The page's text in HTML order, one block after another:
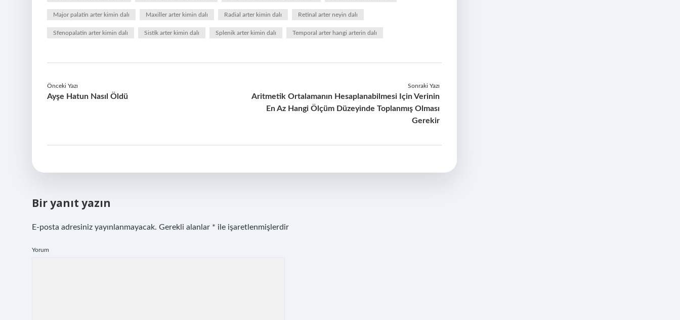
Major palatin arter kimin dalı Maxiller arter kimin dalı Radial arter kimin dalı Retinal arter neyin dalı
Sfenopalatin arter kimin dalı Sistik arter kimin dalı Splenik arter kimin dalı Temporal arter hangi arterin dalı
Önceki Yazı
Ayşe Hatun Nasıl Öldü
Sonraki Yazı
Aritmetik Ortalamanın Hesaplanabilmesi Için Verinin
En Az Hangi Ölçüm Düzeyinde Toplanmış Olması
Gerekir
Bir yanıt yazın
E-posta adresiniz yayınlanmayacak. Gerekli alanlar * ile işaretlenmişlerdir
Yorum